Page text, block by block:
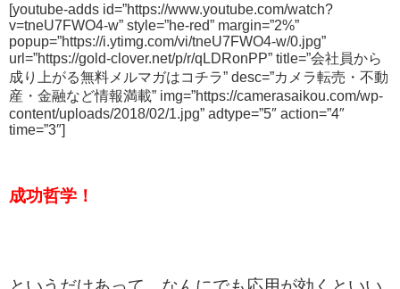
[youtube-adds id=”https://www.youtube.com/watch?
v=tneU7FWO4-w” style=”he-red” margin=”2%”
popup=”https://i.ytimg.com/vi/tneU7FWO4-w/0.jpg”
url=”https://gold-clover.net/p/r/qLDRonPP” title=”会社員から
成り上がる無料メルマガはコチラ” desc=”カメラ転売・不動
産・金融など情報満載” img=”https://camerasaikou.com/wp-
content/uploads/2018/02/1.jpg” adtype=”5″ action=”4″
time=”3″]
成功哲学！